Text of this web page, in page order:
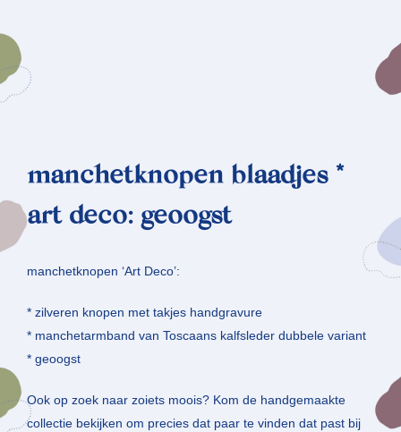
manchetknopen blaadjes *
art deco: geoogst
manchetknopen ‘Art Deco’:
* zilveren knopen met takjes handgravure
* manchetarmband van Toscaans kalfsleder dubbele variant
* geoogst
Ook op zoek naar zoiets moois? Kom de handgemaakte
collectie bekijken om precies dat paar te vinden dat past bij